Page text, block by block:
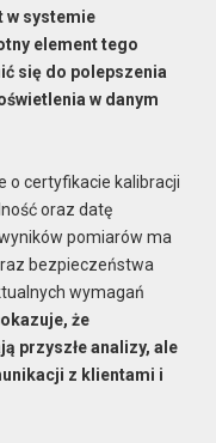
w systemie
element tego
się do polepszenia
w danym
o certyfikacie kalibracji
oraz datę
pomiarów ma
bezpieczeństwa
wymagań
że
przyszłe analizy, ale
z klientami i